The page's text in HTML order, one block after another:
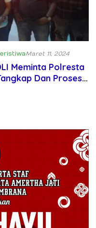
Maret 11, 2024
Meminta Polresta
Dan Proses